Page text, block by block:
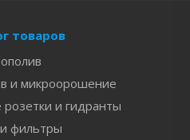
товаров
и микроорошение
и гидранты
фильтры